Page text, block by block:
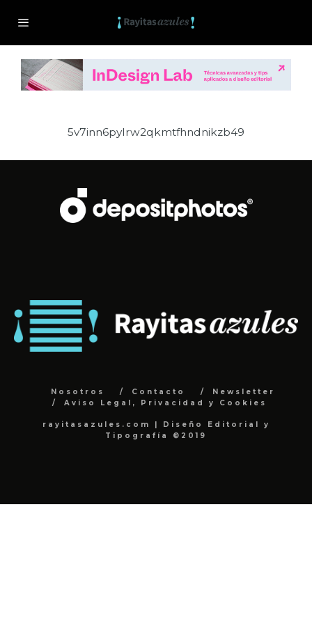
5v7inn6pylrw2qkmtfhndnikzb49
Nosotros Contacto
Newsletter
Aviso Legal, Privacidad y Cookies
rayitasazules.com | Diseño Editorial y
Tipografía ©2019